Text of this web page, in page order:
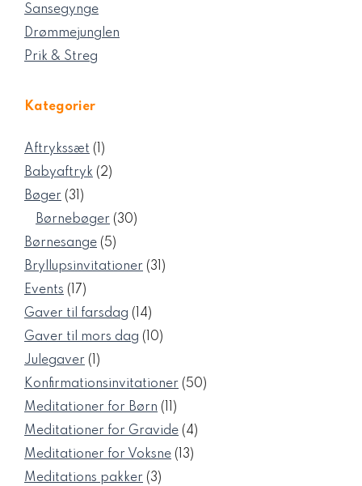
Sansegynge
Drømmejunglen
Prik & Streg
Kategorier
Aftrykssæt
1
vare
Babyaftryk 22
Bøger 31 31
Børnebøger 3030
Børnesange 55
varer
Bryllupsinvitationer 31 31
Events 1717
varer
Gaver til farsdag 1414
varer
Gaver til mors dag 1010
Julegaver
1
vare
Konfirmationsinvitationer 5050
Meditationer for Børn
11
varer
Meditationer for Gravide 44
Meditationer for Voksne 1313
Meditations pakker 33